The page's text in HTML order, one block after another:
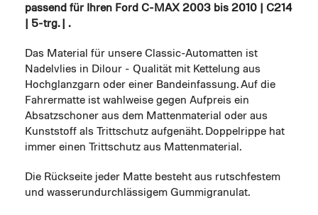
passend für Ihren Ford C-MAX 2003 bis 2010 | C214
| 5-trg. | .
Das Material für unsere Classic-Automatten ist
Nadelvlies in Dilour - Qualität mit Kettelung aus
Hochglanzgarn oder einer Bandeinfassung. Auf die
Fahrermatte ist wahlweise gegen Aufpreis ein
Absatzschoner aus dem Mattenmaterial oder aus
Kunststoff als Trittschutz aufgenäht. Doppelrippe hat
immer einen Trittschutz aus Mattenmaterial.
Die Rückseite jeder Matte besteht aus rutschfestem
und wasserundurchlässigem Gummigranulat.